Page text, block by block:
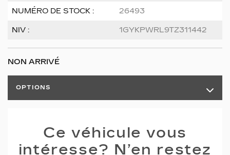
NUMÉRO DE STOCK : 26493
NIV : 1GYKPWRL9TZ311442
NON ARRIVÉ
OPTIONS
Ce véhicule vous
intéresse? N’en restez